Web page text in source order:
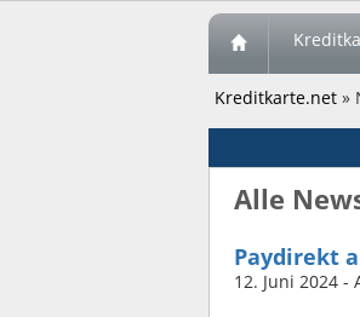
Kreditkarte.net »
Alle
Paydirekt
12. Juni 2024 -